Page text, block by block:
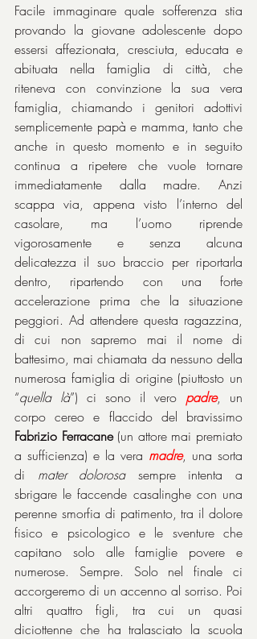
Facile immaginare quale sofferenza stia
provando la giovane adolescente dopo
essersi affezionata, cresciuta, educata e
abituata nella famiglia di città, che
riteneva con convinzione la sua vera
famiglia, chiamando i genitori adottivi
semplicemente papà e mamma, tanto che
anche in questo momento e in seguito
continua a ripetere che vuole tornare
immediatamente dalla madre. Anzi
scappa via, appena visto l’interno del
casolare, ma l’uomo riprende
vigorosamente e senza alcuna
delicatezza il suo braccio per riportarla
dentro, ripartendo con una forte
accelerazione prima che la situazione
peggiori. Ad attendere questa ragazzina,
di cui non sapremo mai il nome di
battesimo, mai chiamata da nessuno della
numerosa famiglia di origine (piuttosto un
“quella là”) ci sono il vero padre, un
Fabrizio Ferracane (un attore mai premiato
a sufficienza) e la vera madre, una sorta
di mater dolorosa sempre intenta a
sbrigare le faccende casalinghe con una
perenne smorfia di patimento, tra il dolore
fisico e psicologico e le sventure che
capitano solo alle famiglie povere e
numerose. Sempre. Solo nel finale ci
accorgeremo di un accenno al sorriso. Poi
altri quattro figli, tra cui un quasi
diciottenne che ha tralasciato la scuola